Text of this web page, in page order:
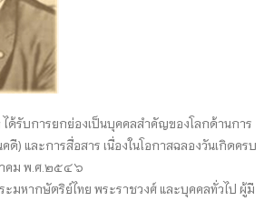
ด้รับการยกย่องเป็นบุคคลสำคัญของโลกด้านการ
) และการสื่อสาร เนื่องในโอกาสฉลองวันเกิดครบ
คม พ.ศ.๒๕๔๖
ะมหากษัตริย์ไทย พระราชวงศ์ และบุคคลทั่วไป ผู้มี